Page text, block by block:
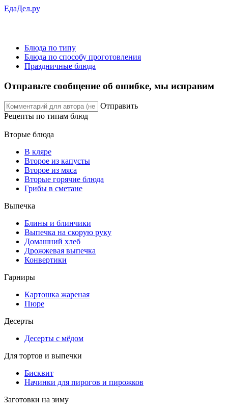
ЕдаДел.ру
Блюда по типу
Блюда по способу проготовления
Праздничные блюда
Отправьте сообщение об ошибке, мы исправим
Отправить
Рецепты по типам блюд
Вторые блюда
В кляре
Второе из капусты
Второе из мяса
Вторые горячие блюда
Грибы в сметане
Выпечка
Блины и блинчики
Выпечка на скорую руку
Домашний хлеб
Дрожжевая выпечка
Конвертики
Гарниры
Картошка жареная
Пюре
Десерты
Десерты с мёдом
Для тортов и выпечки
Бисквит
Начинки для пирогов и пирожков
Заготовки на зиму